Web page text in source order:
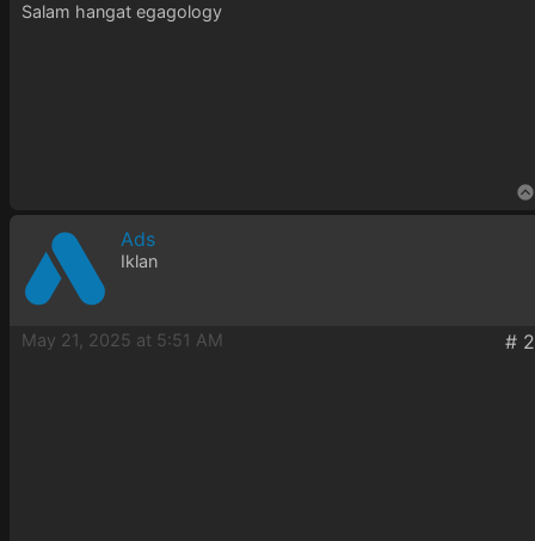
Salam hangat egagology
Ads
Iklan
May 21, 2025 at 5:51 AM